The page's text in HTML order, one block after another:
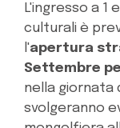
L'ingresso a 1
culturali è
l'apertura
Settembre
nella giornata
svolgeranno